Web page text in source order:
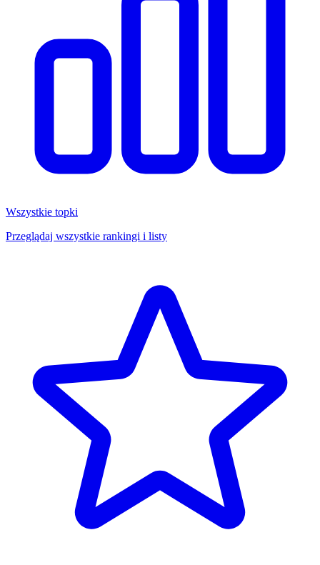
Wszystkie topki
Przeglądaj wszystkie rankingi i listy